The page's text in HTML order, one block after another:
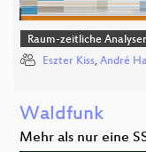
Raum-zeitliche
Eszter Kiss, André
Waldfunk
Mehr als nur eine